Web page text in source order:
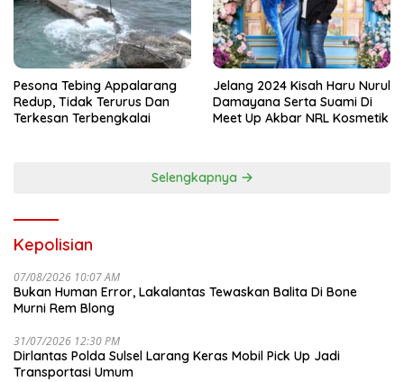
Pesona Tebing Appalarang
Redup, Tidak Terurus Dan
Terkesan Terbengkalai
Jelang 2024 Kisah Haru Nurul
Damayana Serta Suami Di
Meet Up Akbar NRL Kosmetik
Selengkapnya
Kepolisian
07/08/2026 10:07 AM
Bukan Human Error, Lakalantas Tewaskan Balita Di Bone
Murni Rem Blong
31/07/2026 12:30 PM
Dirlantas Polda Sulsel Larang Keras Mobil Pick Up Jadi
Transportasi Umum